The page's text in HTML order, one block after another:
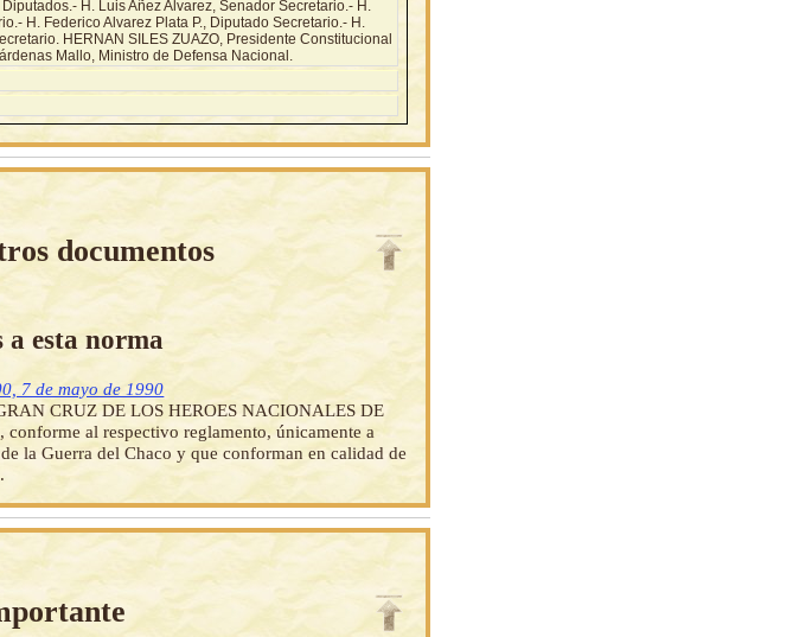
H. Luis Añez Alvarez, Senador Secretario.- H.
H. Federico Alvarez Plata P., Diputado Secretario.- H.
HERNAN SILES ZUAZO, Presidente Constitucional
Mallo, Ministro de Defensa Nacional.
documentos
a esta norma
7 de mayo de 1990
CRUZ DE LOS HEROES NACIONALES DE
al respectivo reglamento, únicamente a
la Guerra del Chaco y que conforman en calidad de